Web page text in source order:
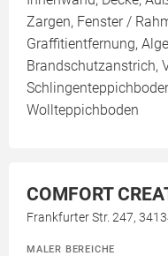
Zargen, Fenster /
Graffitientfernung,
Brandschutzanstrich,
Wollteppichboden
COMFORT
Frankfurter Str. 247,
MALER BEREICHE